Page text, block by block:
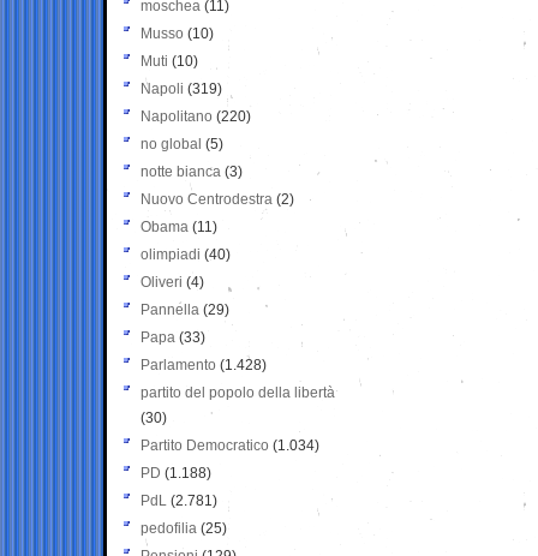
moschea (11)
Musso (10)
Muti (10)
Napoli (319)
Napolitano (220)
no global (5)
notte bianca (3)
Nuovo Centrodestra (2)
Obama (11)
olimpiadi (40)
Oliveri (4)
Pannella (29)
Papa (33)
Parlamento (1.428)
partito del popolo della libertà
(30)
Partito Democratico (1.034)
PD (1.188)
PdL (2.781)
pedofilia (25)